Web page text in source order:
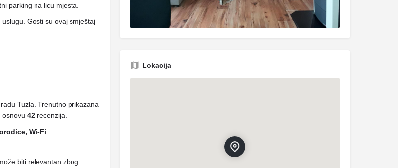
parking na licu mjesta.
Gosti su ovaj smještaj
Tuzla. Trenutno prikazana
osnovu 42 recenzija.
Wi-Fi
biti relevantan zbog
Lokacija